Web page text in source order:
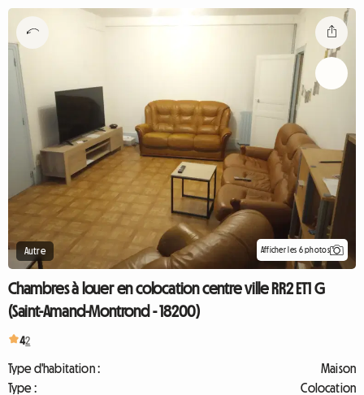
Autre Afficher les 6 photos
Chambres à louer en colocation centre ville RR2 ET1 G
(Saint-Amand-Montrond - 18200)
42
Type d'habitation :
Maison
Type :
Colocation